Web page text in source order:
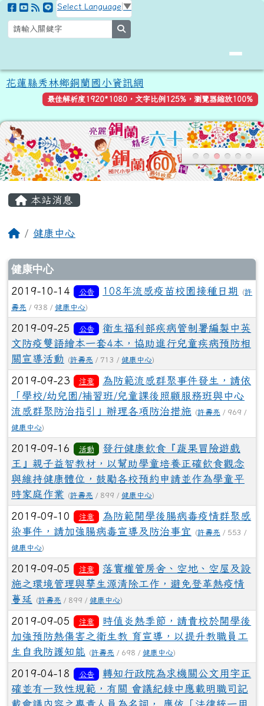
跳至主內容區
花蓮縣秀林鄉銅蘭國小資訊網
Select Language ▼
花蓮縣秀林鄉銅蘭國小資訊網
最佳解析度1920*1080，文字比例125%，瀏覽器縮放100%
本站消息
回首頁
健康中心
文章列表
健康中心
2019-10-14 公告 108年流感疫苗校園接種日期 (許
壽亮 / 938 / 健康中心)
2019-09-25 公告
衛生福利部疾病管制署編製中英
文防疫雙語繪本一套4本，協助進行兒童疾病預防相
關宣導活動
(許壽亮 / 713 / 健康中心)
2019-09-23 注意
為防範流感群聚事件發生，請依
「學校/幼兒園/補習班/兒童課後照顧服務班與中心
流感群聚防治指引」辦理各項防治措施
(許壽亮 / 969 /
健康中心)
2019-09-16 活動
發行健康飲食『蔬果冒險遊戲
王』親子益智教材，以幫助學童培養正確飲食觀念
與維持健康體位，鼓勵各校預約申請並作為學童平
時家庭作業
(許壽亮 / 899 / 健康中心)
2019-09-10 注意
為防範開學後腸病毒疫情群聚感
染事件，請加強腸病毒宣導及防治事宜
(許壽亮 / 553 /
健康中心)
2019-09-05 注意
落實權管房舍、空地、空屋及設
施之環境管理與孳生源清除工作，避免登革熱疫情
蔓延
(許壽亮 / 899 / 健康中心)
2019-09-05 注意
時值炎熱季節，請貴校於開學後
加強預防熱傷害之衛生教 育宣導，以提升教職員工
生自我防護知能
(許壽亮 / 698 / 健康中心)
2019-04-18 公告
轉知行政院為求機關公文用字正
確並有一致性規範，有關 會議紀錄中應載明職司記
載會議內容之專責人員為名詞， 應依「法律統一用